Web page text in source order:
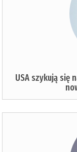
USA szykują się